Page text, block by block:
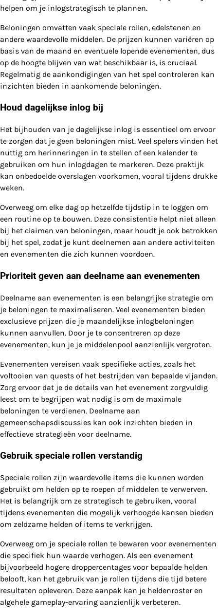
helpen om je inlogstrategisch te plannen.
Beloningen omvatten vaak speciale rollen, edelstenen en
andere waardevolle middelen. De prijzen kunnen variëren op
basis van de maand en eventuele lopende evenementen, dus
op de hoogte blijven van wat beschikbaar is, is cruciaal.
Regelmatig de aankondigingen van het spel controleren kan
inzichten bieden in aankomende beloningen.
Houd dagelijkse inlog bij
Het bijhouden van je dagelijkse inlog is essentieel om ervoor
te zorgen dat je geen beloningen mist. Veel spelers vinden het
nuttig om herinneringen in te stellen of een kalender te
gebruiken om hun inlogdagen te markeren. Deze praktijk
kan onbedoelde overslagen voorkomen, vooral tijdens drukke
weken.
Overweeg om elke dag op hetzelfde tijdstip in te loggen om
een routine op te bouwen. Deze consistentie helpt niet alleen
bij het claimen van beloningen, maar houdt je ook betrokken
bij het spel, zodat je kunt deelnemen aan andere activiteiten
en evenementen die zich kunnen voordoen.
Prioriteit geven aan deelname aan evenementen
Deelname aan evenementen is een belangrijke strategie om
je beloningen te maximaliseren. Veel evenementen bieden
exclusieve prijzen die je maandelijkse inlogbeloningen
kunnen aanvullen. Door je te concentreren op deze
evenementen, kun je je middelenpool aanzienlijk vergroten.
Evenementen vereisen vaak specifieke acties, zoals het
voltooien van quests of het bestrijden van bepaalde vijanden.
Zorg ervoor dat je de details van het evenement zorgvuldig
leest om te begrijpen wat nodig is om de maximale
beloningen te verdienen. Deelname aan
gemeenschapsdiscussies kan ook inzichten bieden in
effectieve strategieën voor deelname.
Gebruik speciale rollen verstandig
Speciale rollen zijn waardevolle items die kunnen worden
gebruikt om helden op te roepen of middelen te verwerven.
Het is belangrijk om ze strategisch te gebruiken, vooral
tijdens evenementen die mogelijk verhoogde kansen bieden
om zeldzame helden of items te verkrijgen.
Overweeg om je speciale rollen te bewaren voor evenementen
die specifiek hun waarde verhogen. Als een evenement
bijvoorbeeld hogere droppercentages voor bepaalde helden
belooft, kan het gebruik van je rollen tijdens die tijd betere
resultaten opleveren. Deze aanpak kan je heldenroster en
algehele gameplay-ervaring aanzienlijk verbeteren.